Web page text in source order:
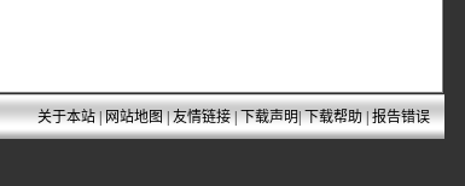
关于本站|网站地图|友情链接|下载声明|下载帮助|报告错误